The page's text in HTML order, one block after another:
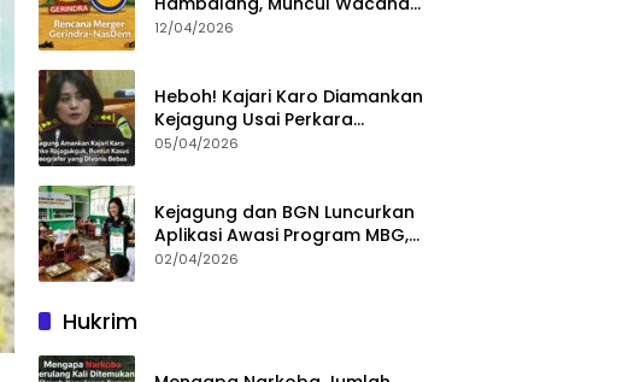
Penggabungan NasDem dan
12/04/2026
Heboh! Kajari Karo Diamankan
Kejagung Usai Perkara
Videografer Divonis Bebas
05/04/2026
Kejagung dan BGN Luncurkan
Aplikasi Awasi Program MBG,
Begini Cara Lapornya
02/04/2026
Hukrim